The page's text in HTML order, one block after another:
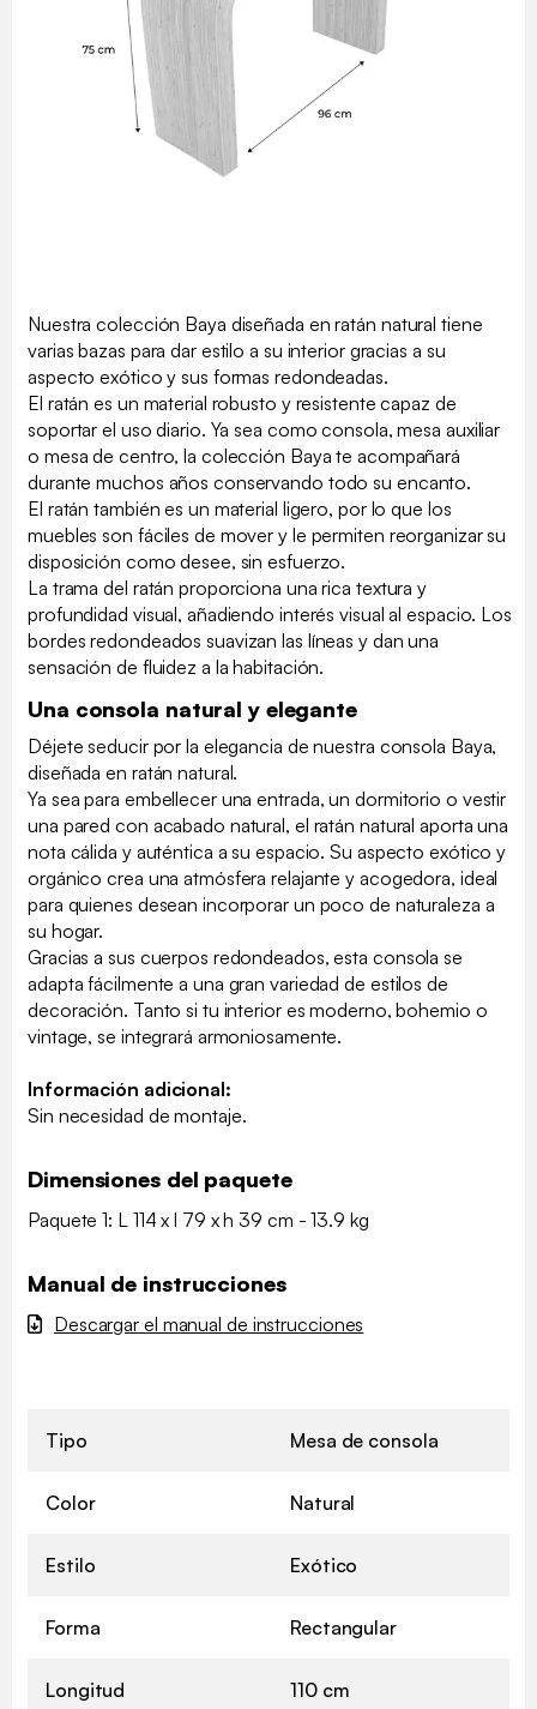
Nuestra colección Baya diseñada en ratán natural tiene
varias bazas para dar estilo a su interior gracias a su
aspecto exótico y sus formas redondeadas.
El ratán es un material robusto y resistente capaz de
soportar el uso diario. Ya sea como consola, mesa auxiliar
o mesa de centro, la colección Baya te acompañará
durante muchos años conservando todo su encanto.
El ratán también es un material ligero, por lo que los
muebles son fáciles de mover y le permiten reorganizar su
disposición como desee, sin esfuerzo.
La trama del ratán proporciona una rica textura y
profundidad visual, añadiendo interés visual al espacio. Los
bordes redondeados suavizan las líneas y dan una
sensación de fluidez a la habitación.
Una consola natural y elegante
Déjete seducir por la elegancia de nuestra consola Baya,
diseñada en ratán natural.
Ya sea para embellecer una entrada, un dormitorio o vestir
una pared con acabado natural, el ratán natural aporta una
nota cálida y auténtica a su espacio. Su aspecto exótico y
orgánico crea una atmósfera relajante y acogedora, ideal
para quienes desean incorporar un poco de naturaleza a
su hogar.
Gracias a sus cuerpos redondeados, esta consola se
adapta fácilmente a una gran variedad de estilos de
decoración. Tanto si tu interior es moderno, bohemio o
vintage, se integrará armoniosamente.
Información adicional:
Sin necesidad de montaje.
Dimensiones del paquete
Paquete 1: L 114 x l 79 x h 39 cm - 13.9 kg
Manual de instrucciones
Descargar el manual de instrucciones
Tipo Mesa de consola
Color Natural
Estilo Exótico
Forma Rectangular
Longitud 110 cm